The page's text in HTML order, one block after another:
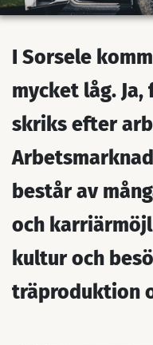
I Sorsele
mycket låg.
skriks efter
består av
och
kultur och
träproduktion